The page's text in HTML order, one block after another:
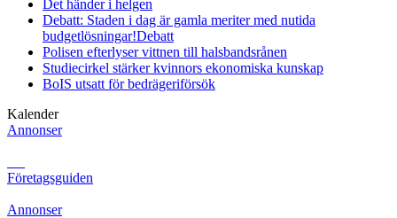
Det händer i helgen
Debatt: Staden i dag är gamla meriter med nutida
budgetlösningar!Debatt
Polisen efterlyser vittnen till halsbandsrånen
Studiecirkel stärker kvinnors ekonomiska kunskap
BoIS utsatt för bedrägeriförsök
Kalender
Annonser
Företagsguiden
Annonser